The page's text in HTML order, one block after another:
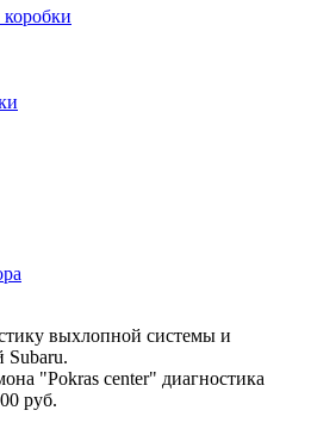
выхлопной системы и
Subaru.
"Pokras center" диагностика
руб.